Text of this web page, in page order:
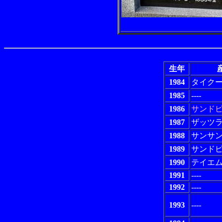
生年
1984
タイク
1985
----
1986
サンド
1987
ザッツ
1988
サンサ
1989
サンド
1990
テイエ
1991
----
1992
----
1993 ----